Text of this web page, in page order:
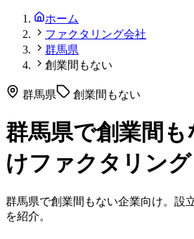
ホーム
ファクタリング会社
群馬県
創業間もない
群馬県 創業間もない
群馬県で創業間も
けファクタリング
群馬県で創業間もない企業向け。設
を紹介。